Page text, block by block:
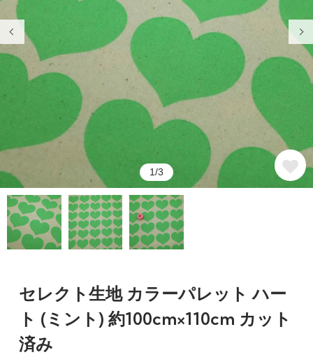
1/3
セレクト生地 カラーパレット ハー
ト (ミント) 約100cm×110cm カット
済み